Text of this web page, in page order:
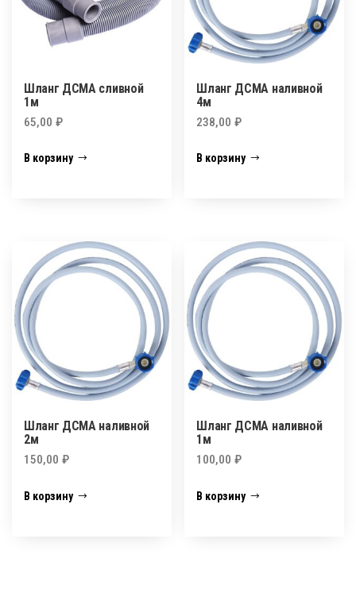
Шланг ДСМА сливной
1м
65,00 ₽
В корзину
Шланг ДСМА наливной
4м
238,00₽
В корзину
Шланг ДСМА наливной
2м
150,00 ₽
В корзину
Шланг ДСМА наливной
1м
100,00₽
В корзину